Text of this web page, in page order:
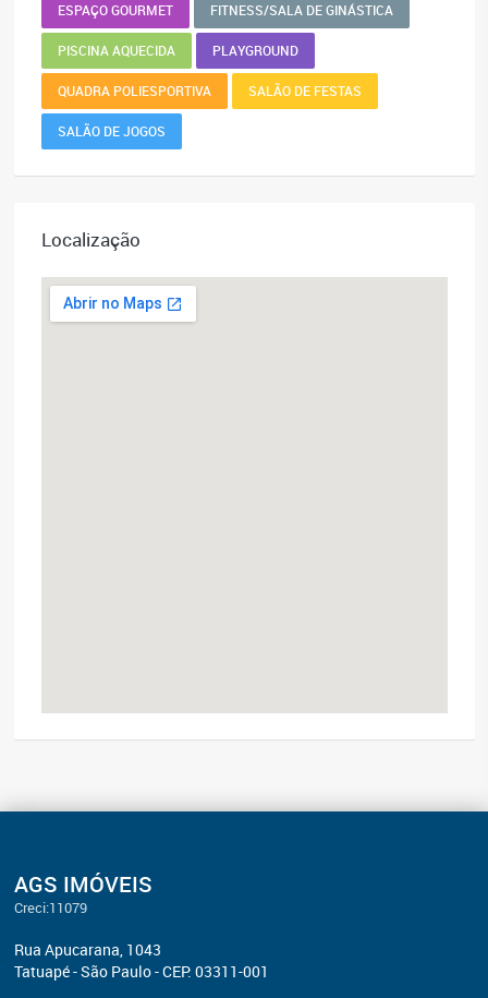
ESPAÇO GOURMET FITNESS/SALA DE GINÁSTICA
PISCINA AQUECIDA PLAYGROUND
QUADRA POLIESPORTIVA SALÃO DE FESTAS
SALÃO DE JOGOS
Localização
AGS IMÓVEIS
Creci:11079
Rua Apucarana, 1043
Tatuapé - São Paulo - CEP: 03311-001